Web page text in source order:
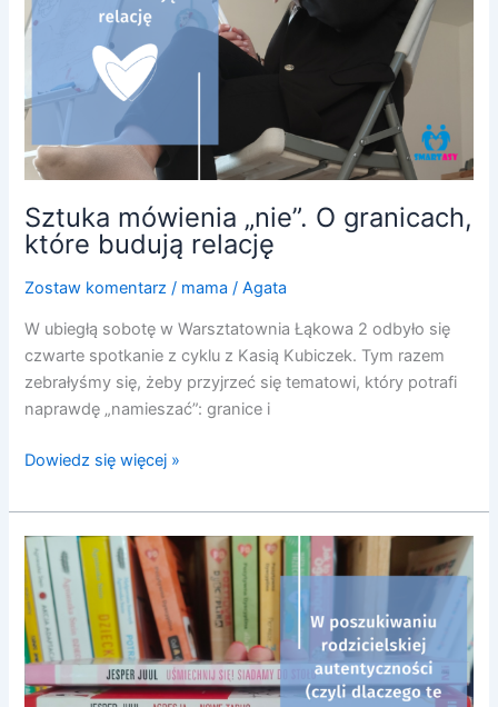
Sztuka mówienia „nie”. O granicach,
które budują relację
Zostaw komentarz / mama /Agata
W ubiegłą sobotę w Warsztatownia Łąkowa 2 odbyło się
czwarte spotkanie z cyklu z Kasią Kubiczek. Tym razem
zebrałyśmy się, żeby przyjrzeć się tematowi, który potrafi
naprawdę „namieszać”: granice i
Dowiedz się więcej »
W
poszukiwaniu
rodzicielskiej
autentyczności
(czyli
dlaczego